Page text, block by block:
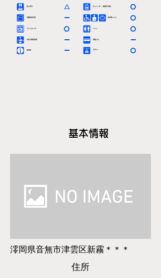
有人窓口
定期券発売所
エレベーター（車椅子対応）
多目的トイレ
△
ー
〇
〇
コインロッカー トイレ
〇 〇
お忘れ物取扱所 ー
案内所 ー タクシー 〇
路線バス ー
基本情報
澪岡県音無市津雲区新霧＊＊＊
​住所